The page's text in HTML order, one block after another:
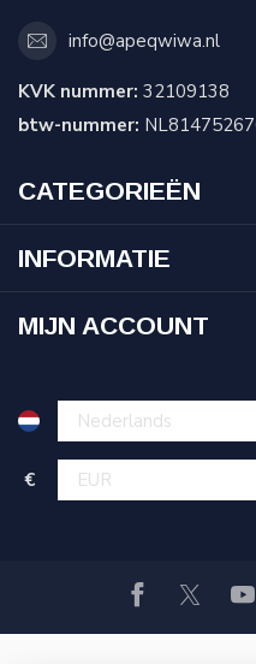
info@apeqwiwa.nl
KVK nummer: 32109138
btw-nummer:
CATEGORIEËN
INFORMATIE
MIJN ACCOUNT
€